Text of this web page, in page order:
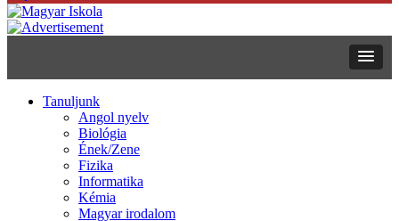
Tanuljunk
Angol nyelv
Biológia
Ének/Zene
Fizika
Informatika
Kémia
Magyar irodalom